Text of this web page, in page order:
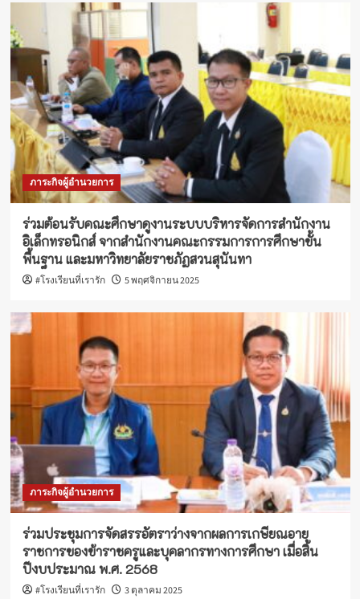
ภาระกิจผู้อำนวยการ
ร่วมต้อนรับคณะศึกษาดูงานระบบบริหารจัดการสำนักงาน
อิเล็กทรอนิกส์ จากสำนักงานคณะกรรมการการศึกษาขั้น
พื้นฐาน และมหาวิทยาลัยราชภัฏสวนสุนันทา
#โรงเรียนที่เรารัก 5 พฤศจิกายน 2025
ภาระกิจผู้อำนวยการ
ร่วมประชุมการจัดสรรอัตราว่างจากผลการเกษียณอายุ
ราชการของข้าราชครูและบุคลากรทางการศึกษา เมื่อสิ้น
ปีงบประมาณ พ.ศ. 2568
#โรงเรียนที่เรารัก 3 ตุลาคม 2025